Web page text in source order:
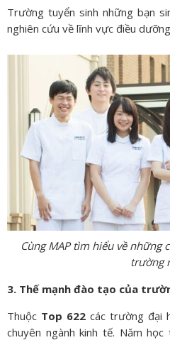
Trường tuyển sinh những bạn
nghiên cứu về lĩnh vực điều
Cùng MAP tìm hiểu về những
trường
3. Thế mạnh đào tạo của
Thuộc Top 622 các trường đại
chuyên ngành kinh tế. Năm